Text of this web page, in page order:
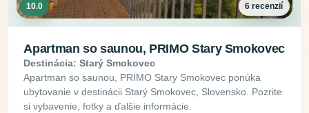
10.0 6 recenzií
Apartman so saunou, PRIMO Stary Smokovec
Destinácia: Starý Smokovec
Apartman so saunou, PRIMO Stary Smokovec ponúka
ubytovanie v destinácii Starý Smokovec, Slovensko. Pozrite
si vybavenie, fotky a ďalšie informácie.